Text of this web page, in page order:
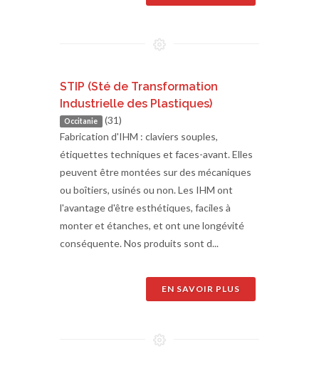
STIP (Sté de Transformation
Industrielle des Plastiques)
Occitanie (31)
Fabrication d'IHM : claviers souples,
étiquettes techniques et faces-avant. Elles
peuvent être montées sur des mécaniques
ou boîtiers, usinés ou non. Les IHM ont
l'avantage d'être esthétiques, faciles à
monter et étanches, et ont une longévité
conséquente. Nos produits sont d...
EN SAVOIR PLUS